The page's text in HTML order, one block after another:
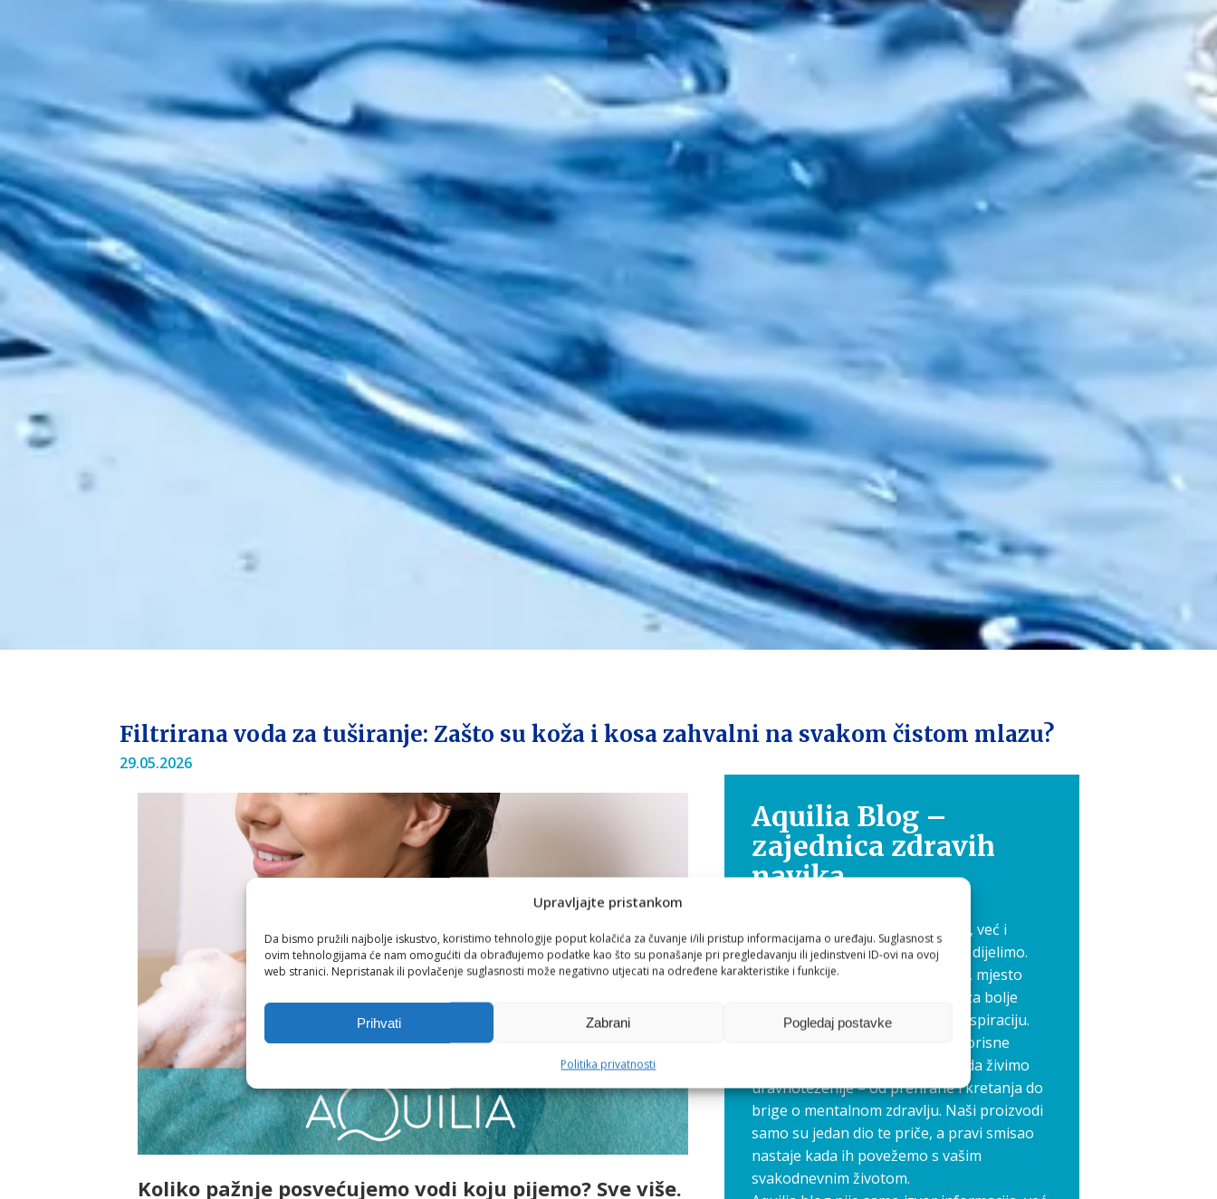
Upravljajte pristankom
Da bismo pružili najbolje iskustvo, koristimo tehnologije poput kolačića za čuvanje i/ili pristup informacijama o uređaju. Suglasnost s
ovim tehnologijama će nam omogućiti da obrađujemo podatke kao što su ponašanje pri pregledavanju ili jedinstveni ID-ovi na ovoj
web stranici. Nepristanak ili povlačenje suglasnosti može negativno utjecati na određene karakteristike i funkcije.
Prihvati Zabrani Pogledaj postavke
Politika privatnosti
Filtrirana voda za tuširanje: Zašto su koža i kosa zahvalni na svakom čistom mlazu?
29.05.2026
Koliko pažnje posvećujemo vodi koju pijemo? Sve više.
Aquilia Blog –
zajednica zdravih
navika
Zdravlje nije samo osobna briga, već i
putovanje koje je ljepše kada ga dijelimo.
Zato smo pokrenuli Aquilia blog, mjesto
gdje zajedno stvaramo prostor za bolje
navike, međusobnu podršku i inspiraciju.
Ovdje dijelimo priče, iskustva i korisne
savjete koji nam svima pomažu da živimo
uravnoteženije – od prehrane i kretanja do
brige o mentalnom zdravlju. Naši proizvodi
samo su jedan dio te priče, a pravi smisao
nastaje kada ih povežemo s vašim
svakodnevnim životom.